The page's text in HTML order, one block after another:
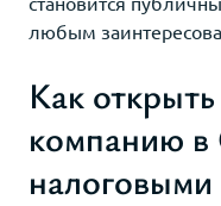
любым
Как
компанию в